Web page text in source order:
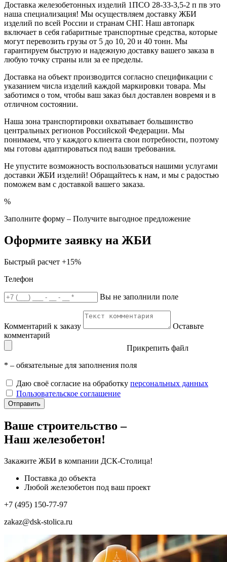
Доставка железобетонных изделий 1ПСО 28-33-3,5-2 п пв это
наша специализация! Мы осуществляем доставку ЖБИ
изделий по всей России и странам СНГ. Наш автопарк
включает в себя габаритные транспортные средства, которые
могут перевозить грузы от 5 до 10, 20 и 40 тонн. Мы
гарантируем быструю и надежную доставку вашего заказа в
любую точку страны или за ее пределы.
Доставка на объект производится согласно спецификации с
указанием числа изделий каждой маркировки товара. Мы
заботимся о том, чтобы ваш заказ был доставлен вовремя и в
отличном состоянии.
Наша зона транспортировки охватывает большинство
центральных регионов Российской Федерации. Мы
понимаем, что у каждого клиента свои потребности, поэтому
мы готовы адаптироваться под ваши требования.
Не упустите возможность воспользоваться нашими услугами
доставки ЖБИ изделий! Обращайтесь к нам, и мы с радостью
поможем вам с доставкой вашего заказа.
%
Заполните форму – Получите выгодное предложение
Оформите заявку на ЖБИ
Быстрый расчет +15%
Телефон
Вы не заполнили поле
Комментарий к заказу
Оставьте
комментарий
Прикрепить файл
* – обязательные для заполнения поля
Даю своё согласие на обработку персональных данных
Пользовательское соглашение
Отправить
Ваше строительство –
Наш железобетон!
Закажите ЖБИ в компании ДСК-Столица!
Поставка до объекта
Любой железобетон под ваш проект
+7 (495) 150-77-97
zakaz@dsk-stolica.ru